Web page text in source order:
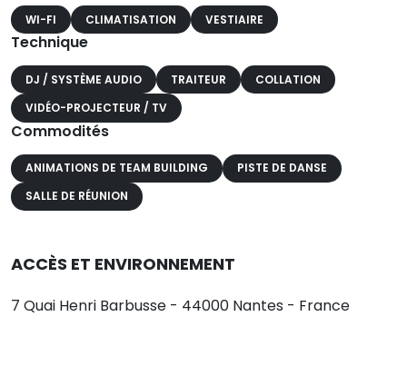
WI-FI CLIMATISATION VESTIAIRE
Technique
DJ / SYSTÈME AUDIO TRAITEUR
COLLATION
VIDÉO-PROJECTEUR / TV
Commodités
ANIMATIONS DE TEAM BUILDING
PISTE DE DANSE
SALLE DE RÉUNION
ACCÈS ET ENVIRONNEMENT
7 Quai Henri Barbusse - 44000 Nantes - France